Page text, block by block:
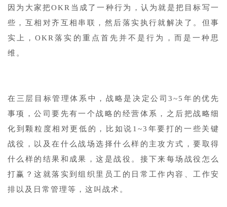
因为大家把OKR当成了一种行为，认为就是把目标写一
些，互相对齐互相串联，然后落实执行就解决了。但事
实上，OKR落实的重点首先并不是行为，而是一种思
维。
在三层目标管理体系中，战略是决定公司3~5年的优先
事项，公司要先有一个战略的经营体系，之后把战略细
化到颗粒度相对更低的，比如说1~3年要打的一些关键
战役，以及在什么战场选择什么样的主攻方式，要取得
什么样的结果和成果，这是战役。接下来每场战役怎么
打赢？这就落实到组织里员工的日常工作内容、工作安
排以及日常管理等，这叫战术。